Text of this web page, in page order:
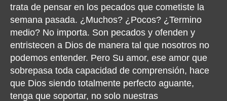
trata de pensar en los pecados que cometiste la
semana pasada. ¿Muchos? ¿Pocos? ¿Termino
medio? No importa. Son pecados y ofenden y
entristecen a Dios de manera tal que nosotros no
podemos entender. Pero Su amor, ese amor que
sobrepasa toda capacidad de comprensión, hace
que Dios siendo totalmente perfecto aguante,
tenga que soportar, no solo nuestras